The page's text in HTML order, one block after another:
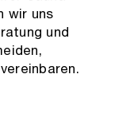
wir uns
und